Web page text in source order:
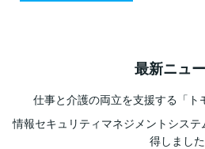
最新ニュ
仕事と介護の両立を支援する「ト
情報セキュリティマネジメントシス
得しました